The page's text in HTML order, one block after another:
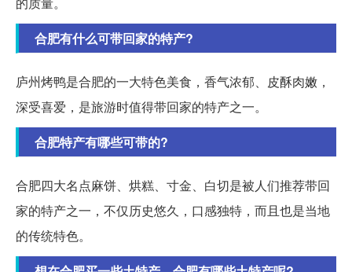
合肥有什么可带回家的特产?
庐州烤鸭是合肥的一大特色美食，香气浓郁、皮酥肉嫩，
深受喜爱，是旅游时值得带回家的特产之一。
合肥特产有哪些可带的?
合肥四大名点麻饼、烘糕、寸金、白切是被人们推荐带回
家的特产之一，不仅历史悠久，口感独特，而且也是当地
的传统特色。